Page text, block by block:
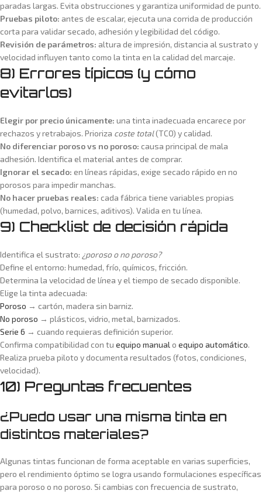
paradas largas. Evita obstrucciones y garantiza uniformidad de punto.
Pruebas piloto: antes de escalar, ejecuta una corrida de producción
corta para validar secado, adhesión y legibilidad del código.
Revisión de parámetros: altura de impresión, distancia al sustrato y
velocidad influyen tanto como la tinta en la calidad del marcaje.
8) Errores típicos (y cómo
evitarlos)
Elegir por precio únicamente: una tinta inadecuada encarece por
rechazos y retrabajos. Prioriza coste total(TCO) y calidad.
No diferenciar poroso vs no poroso: causa principal de mala
adhesión. Identifica el material antes de comprar.
Ignorar el secado: en líneas rápidas, exige secado rápido en no
porosos para impedir manchas.
No hacer pruebas reales: cada fábrica tiene variables propias
(humedad, polvo, barnices, aditivos). Valida en tu línea.
9) Checklist de decisión rápida
Identifica el sustrato: ¿poroso o no poroso?
Define el entorno: humedad, frío, químicos, fricción.
Determina la velocidad de línea y el tiempo de secado disponible.
Elige la tinta adecuada:
Poroso → cartón, madera sin barniz.
No poroso → plásticos, vidrio, metal, barnizados.
Serie 6 → cuando requieras definición superior.
Confirma compatibilidad con tu equipo manual o equipo automático.
Realiza prueba piloto y documenta resultados (fotos, condiciones,
velocidad).
10) Preguntas frecuentes
¿Puedo usar una misma tinta en
distintos materiales?
Algunas tintas funcionan de forma aceptable en varias superficies,
pero el rendimiento óptimo se logra usando formulaciones específicas
para poroso o no poroso. Si cambias con frecuencia de sustrato,